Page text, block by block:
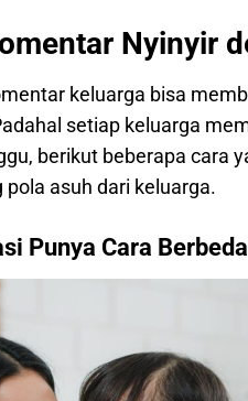
Nyinyir
keluarga bisa
setiap keluarga
berikut beberapa cara
asuh dari keluarga.
Punya Cara Berbeda